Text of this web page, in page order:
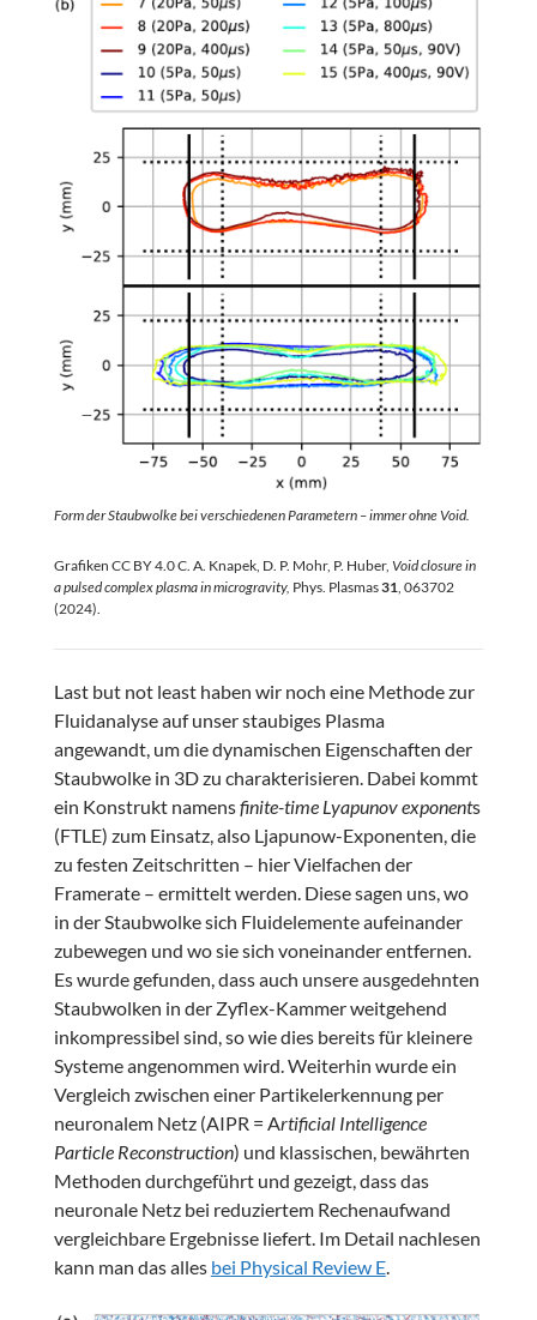
Form der Staubwolke bei verschiedenen Parametern – immer ohne Void.
Grafiken CC BY 4.0 C. A. Knapek, D. P. Mohr, P. Huber, Void closure in
a pulsed complex plasma in microgravity, Phys. Plasmas31, 063702
(2024).
Last but not least haben wir noch eine Methode zur
Fluidanalyse auf unser staubiges Plasma
angewandt, um die dynamischen Eigenschaften der
Staubwolke in 3D zu charakterisieren. Dabei kommt
ein Konstrukt namensfinite-time Lyapunov exponents
(FTLE) zum Einsatz, also Ljapunow-Exponenten, die
zu festen Zeitschritten – hier Vielfachen der
Framerate – ermittelt werden. Diese sagen uns, wo
in der Staubwolke sich Fluidelemente aufeinander
zubewegen und wo sie sich voneinander entfernen.
Es wurde gefunden, dass auch unsere ausgedehnten
Staubwolken in der Zyflex-Kammer weitgehend
inkompressibel sind, so wie dies bereits für kleinere
Systeme angenommen wird. Weiterhin wurde ein
Vergleich zwischen einer Partikelerkennung per
neuronalem Netz (AIPR = Artificial Intelligence
Particle Reconstruction) und klassischen, bewährten
Methoden durchgeführt und gezeigt, dass das
neuronale Netz bei reduziertem Rechenaufwand
vergleichbare Ergebnisse liefert. Im Detail nachlesen
kann man das alles bei Physical Review E.